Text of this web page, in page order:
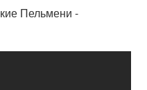
Пельмени -